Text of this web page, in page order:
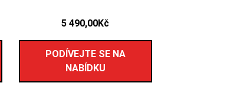
5 490,00Kč
PODÍVEJTE SE NA
NABÍDKU